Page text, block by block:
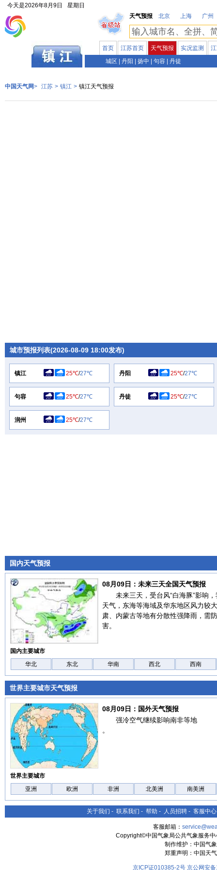
今天是2026年8月9日
星期日
天气预报
北京 上海 广州
首页 江苏首页 天气预报 实况监测
城区
丹阳 扬中 句容 丹徒
中国天气网> 江苏 > 镇江 > 镇江天气预报
城市预报列表(2026-08-09 18:00发布)
镇江 25℃/27℃ 丹阳 25℃/27℃
句容 25℃/27℃ 丹徒 25℃/27℃
润州 25℃/27℃
国内天气预报
08月09日：未来三天全国天气预报
未来三天，受台风“白海豚”影响
天气，东海等海域及华东地区风力较
肃、内蒙古等地有分散性强降雨，需
害。
国内主要城市
华北
东北 华南 西北 西南
世界主要城市天气预报
08月09日：国外天气预报
强冷空气继续影响南非等地
。
世界主要城市
亚洲
欧洲 非洲 北美洲 南美洲
关于我们 - 联系我们 - 帮助 - 人员招聘 - 客服中心
客服邮箱：
Copyright©中国气象局公共气象服务
制作维护：中国气
郑重声明：中国天
京ICP证010385-2号 京公网安